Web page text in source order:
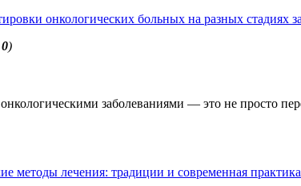
онкологических больных на разных стадиях
0)
заболеваниями — это не просто
методы лечения: традиции и современная практика